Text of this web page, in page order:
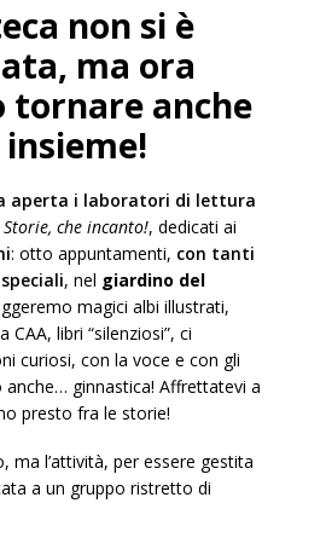
non si è
ma ora
tornare anche
aperta i laboratori di lettura
Storie, che incanto!, dedicati ai
: otto appuntamenti, con tanti
, nel giardino del
magici albi illustrati,
libri “silenziosi”, ci
curiosi, con la voce e con gli
ginnastica! Affrettatevi a
presto fra le storie!
ma l’attività, per essere gestita
a un gruppo ristretto di